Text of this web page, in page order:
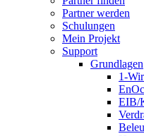
Partner werden
Schulungen
Mein Projekt
Support
Grundlagen
1-
EIB/